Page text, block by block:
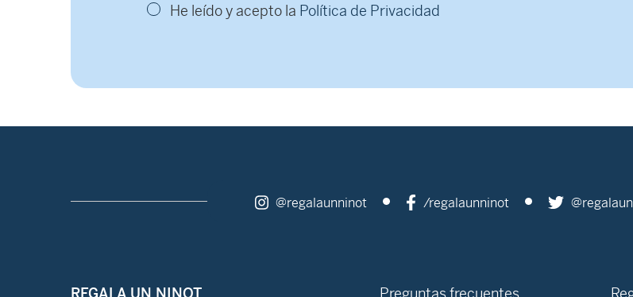
He leído y acepto la Política de Privacidad
@regalaunninot /regalaunninot